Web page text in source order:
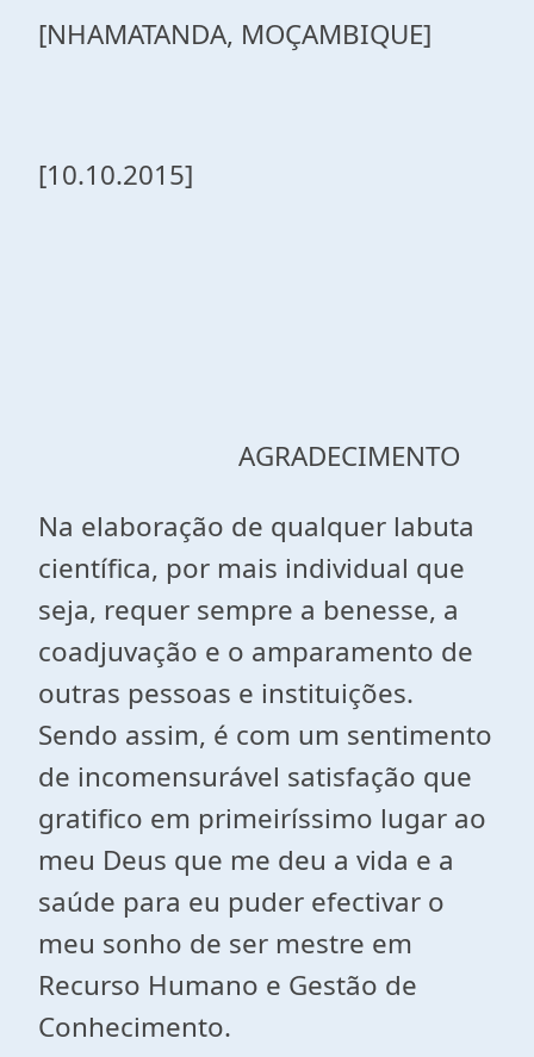
[NHAMATANDA, MOÇAMBIQUE]
[10.10.2015]
AGRADECIMENTO
Na elaboração de qualquer labuta
científica, por mais individual que
seja, requer sempre a benesse, a
coadjuvação e o amparamento de
outras pessoas e instituições.
Sendo assim, é com um sentimento
de incomensurável satisfação que
gratifico em primeiríssimo lugar ao
meu Deus que me deu a vida e a
saúde para eu puder efectivar o
meu sonho de ser mestre em
Recurso Humano e Gestão de
Conhecimento.